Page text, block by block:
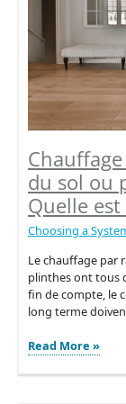
abri
jardin
du sol ou
Quelle
Choosing a
Le chauffage par
plinthes ont tous
fin de compte, le
long terme
Chauffage
rayonnement
Read More »